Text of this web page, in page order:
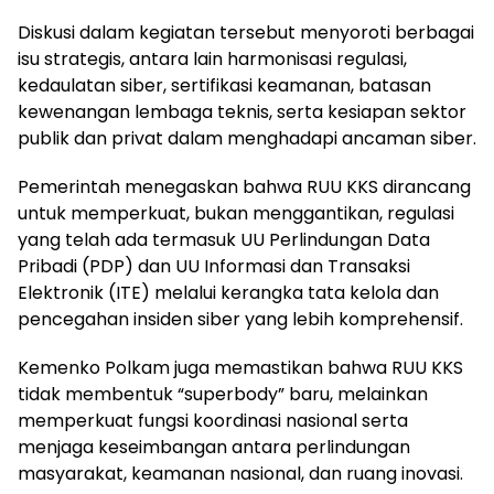
Diskusi dalam kegiatan tersebut menyoroti berbagai
isu strategis, antara lain harmonisasi regulasi,
kedaulatan siber, sertifikasi keamanan, batasan
kewenangan lembaga teknis, serta kesiapan sektor
publik dan privat dalam menghadapi ancaman siber.
Pemerintah menegaskan bahwa RUU KKS dirancang
untuk memperkuat, bukan menggantikan, regulasi
yang telah ada termasuk UU Perlindungan Data
Pribadi (PDP) dan UU Informasi dan Transaksi
Elektronik (ITE) melalui kerangka tata kelola dan
pencegahan insiden siber yang lebih komprehensif.
Kemenko Polkam juga memastikan bahwa RUU KKS
tidak membentuk “superbody” baru, melainkan
memperkuat fungsi koordinasi nasional serta
menjaga keseimbangan antara perlindungan
masyarakat, keamanan nasional, dan ruang inovasi.